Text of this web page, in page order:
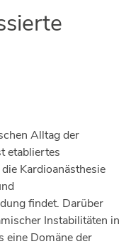
Alltag der
etabliertes
Kardioanästhesie
findet. Darüber
Instabilitäten in
eine Domäne der